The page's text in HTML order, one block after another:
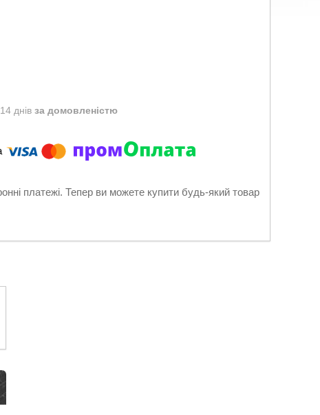
днів за домовленістю
платежі. Тепер ви можете купити будь-який товар